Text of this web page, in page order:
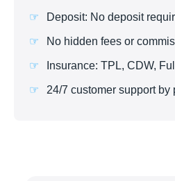
Deposit: No deposit
No hidden fees or
Insurance: TPL, CDW,
24/7 customer support by